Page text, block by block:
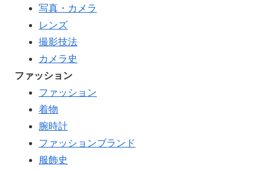
写真・カメラ
レンズ
撮影技法
カメラ史
ファッション
ファッション
着物
腕時計
ファッションブランド
服飾史